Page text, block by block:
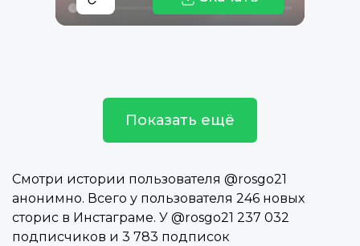
Показать ещё
Смотри истории пользователя @rosgo21
анонимно. Всего у пользователя 246 новых
сторис в Инстаграме. У @rosgo21 237 032
подписчиков и 3 783 подписок